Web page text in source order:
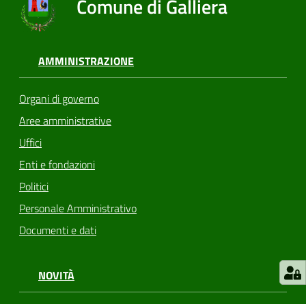
Comune di Galliera
AMMINISTRAZIONE
Organi di governo
Aree amministrative
Uffici
Enti e fondazioni
Politici
Personale Amministrativo
Documenti e dati
NOVITÀ